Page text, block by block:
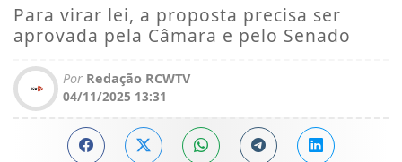
Para virar lei, a proposta precisa ser
aprovada pela Câmara e pelo Senado
Por Redação RCWTV
04/11/2025 13:31